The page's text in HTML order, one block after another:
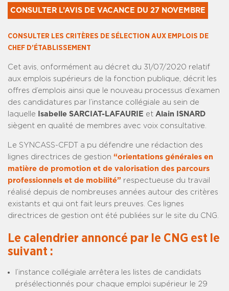
CONSULTER L’AVIS DE VACANCE DU 27 NOVEMBRE
CONSULTER LES CRITÈRES DE SÉLECTION AUX EMPLOIS DE
CHEF D’ÉTABLISSEMENT
Cet avis, onformément au décret du 31/07/2020 relatif
aux emplois supérieurs de la fonction publique, décrit les
offres d’emplois ainsi que le nouveau processus d’examen
des candidatures par l’instance collégiale au sein de
laquelle
Isabelle SARCIAT-LAFAURIE et Alain ISNARD
siègent en qualité de membres avec voix consultative.
Le SYNCASS-CFDT a pu défendre une rédaction des
lignes directrices de gestion “orientations générales en
matière de promotion et de valorisation des parcours
professionnels et de mobilité” respectueuse du travail
réalisé depuis de nombreuses années autour des critères
existants et qui ont fait leurs preuves. Ces lignes
directrices de gestion ont été publiées sur le site du CNG.
Le calendrier annoncé par le CNG est le
suivant :
l’instance collégiale arrêtera les listes de candidats
présélectionnés pour chaque emploi supérieur le 29